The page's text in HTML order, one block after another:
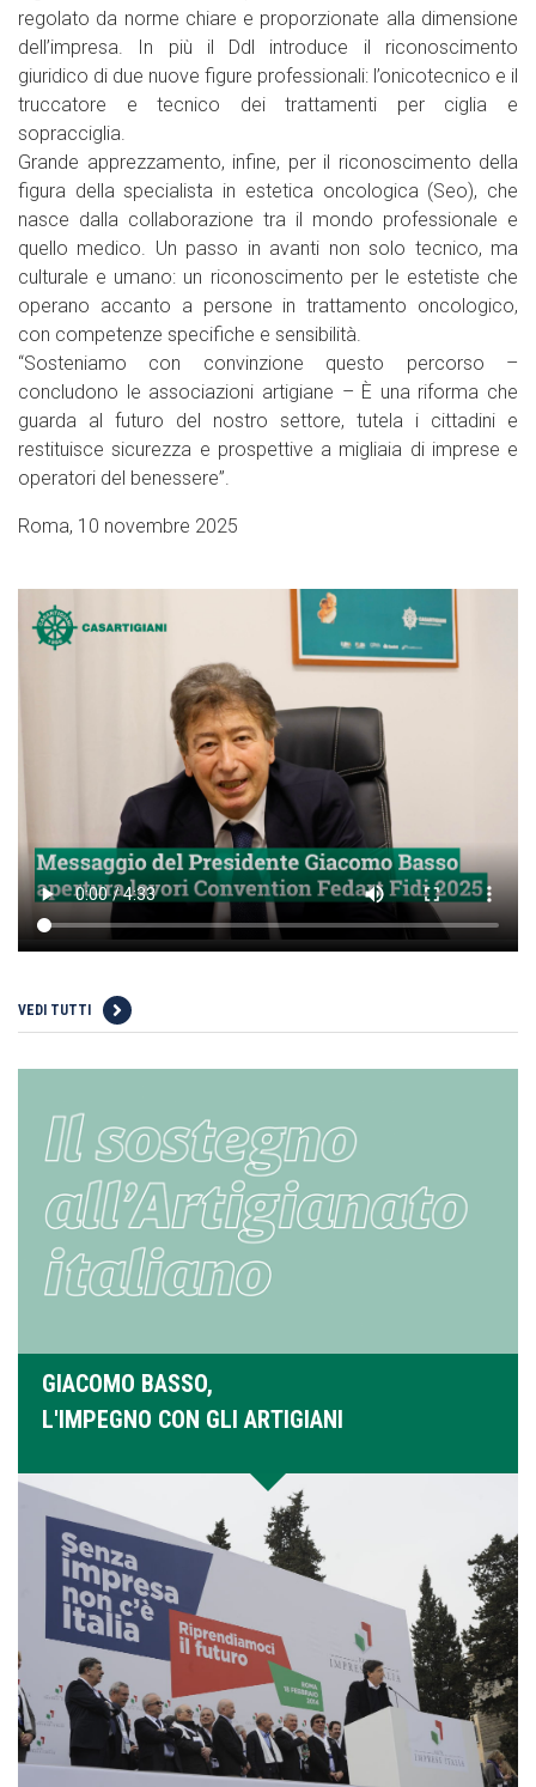
regolato da norme chiare e proporzionate alla dimensione
dell’impresa. In più il Ddl introduce il riconoscimento
giuridico di due nuove figure professionali: l’onicotecnico e il
truccatore e tecnico dei trattamenti per ciglia e
sopracciglia.
Grande apprezzamento, infine, per il riconoscimento della
figura della specialista in estetica oncologica (Seo), che
nasce dalla collaborazione tra il mondo professionale e
quello medico. Un passo in avanti non solo tecnico, ma
culturale e umano: un riconoscimento per le estetiste che
operano accanto a persone in trattamento oncologico,
con competenze specifiche e sensibilità.
“Sosteniamo con convinzione questo percorso –
concludono le associazioni artigiane – È una riforma che
guarda al futuro del nostro settore, tutela i cittadini e
restituisce sicurezza e prospettive a migliaia di imprese e
operatori del benessere”.
Roma, 10 novembre 2025
VEDI TUTTI
GIACOMO BASSO,
L'IMPEGNO CON GLI ARTIGIANI